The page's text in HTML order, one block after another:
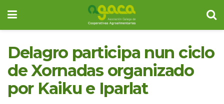
Delagro participa nun ciclo
de Xornadas organizado
por Kaiku e Iparlat